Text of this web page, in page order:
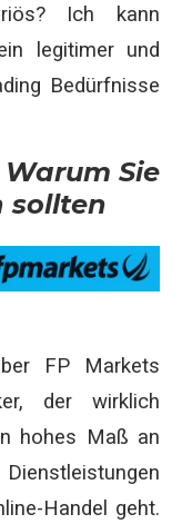
Ich kann
legitimer und
Bedürfnisse
Sie
sollten
FP Markets
der wirklich
hohes Maß an
Handel geht.